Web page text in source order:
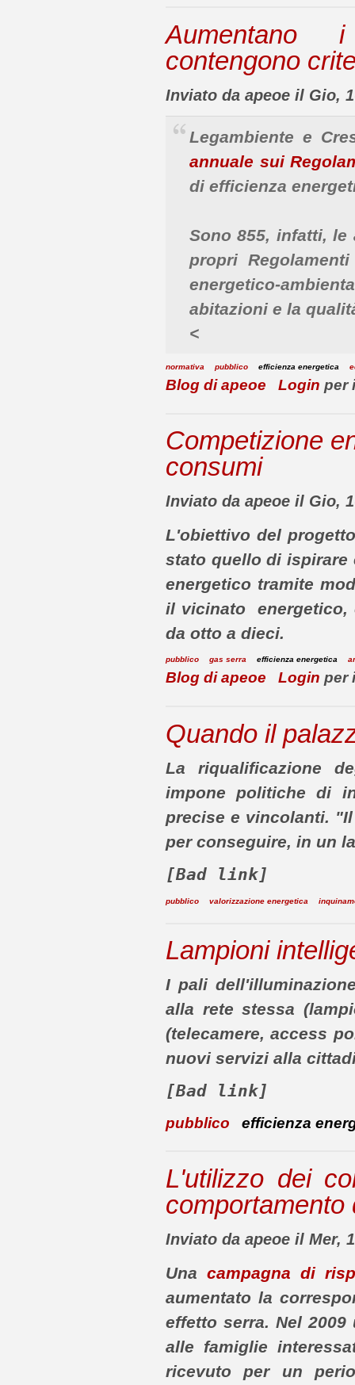
Aumentano
contengono
Inviato da apeoe il Gio,
Legambiente e
annuale sui
di efficienza
Sono 855, infatti,
propri
energetico-
abitazioni e la
<
normativa pubblico efficienza energetica
Blog di apeoe Login per
Competizione
consumi
Inviato da apeoe il Gio,
L'obiettivo del
stato quello di ispirare
energetico tramite
il vicinato energetico,
da otto a dieci.
pubblico gas serra efficienza energetica
Blog di apeoe Login per
Quando il
La riqualificazione
impone politiche di
precise e vincolanti.
per conseguire, in un
[Bad link]
pubblico valorizzazione energetica
Lampioni
I pali
alla rete stessa
(telecamere, access
nuovi servizi alla
[Bad link]
pubblico efficienza
L'utilizzo dei
comportamento
Inviato da apeoe il Mer,
Una campagna di
aumentato la
effetto serra. Nel
alle famiglie
ricevuto per un